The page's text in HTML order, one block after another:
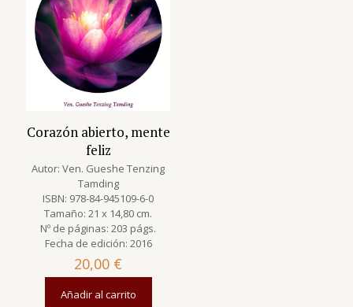
Corazón abierto, mente
feliz
Autor: Ven. Gueshe Tenzing
Tamding
ISBN: 978-84-945109-6-0
Tamaño: 21 x 14,80 cm.
Nº de páginas: 203 págs.
Fecha de edición: 2016
20,00 €
Añadir al carrito